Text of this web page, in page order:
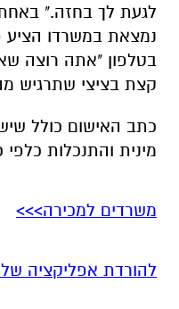
לגעת לך בחזה."
נמצאת במשרדו הציע
בטלפון "אתה רוצה
קצת בציצי שתרגיש
כתב האישום כולל
מינית והתנכלות
משרדים למכירה>>>
להורדת אפליקציה